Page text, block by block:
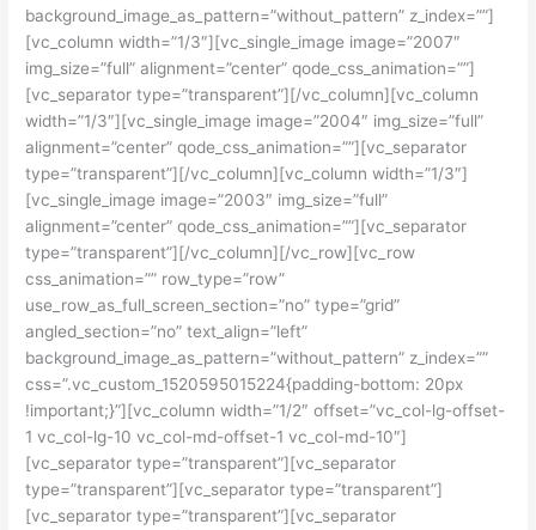
background_image_as_pattern=”without_pattern” z_index=””]
[vc_column width=”1/3″][vc_single_image image=”2007″
img_size=”full” alignment=”center” qode_css_animation=””]
[vc_separator type=”transparent”][/vc_column][vc_column
width=”1/3″][vc_single_image image=”2004″ img_size=”full”
alignment=”center” qode_css_animation=””][vc_separator
type=”transparent”][/vc_column][vc_column width=”1/3″]
[vc_single_image image=”2003″ img_size=”full”
alignment=”center” qode_css_animation=””][vc_separator
type=”transparent”][/vc_column][/vc_row][vc_row
css_animation=”” row_type=”row”
use_row_as_full_screen_section=”no” type=”grid”
angled_section=”no” text_align=”left”
background_image_as_pattern=”without_pattern” z_index=””
css=”.vc_custom_1520595015224{padding-bottom: 20px
!important;}”][vc_column width=”1/2″ offset=”vc_col-lg-offset-
1 vc_col-lg-10 vc_col-md-offset-1 vc_col-md-10″]
[vc_separator type=”transparent”][vc_separator
type=”transparent”][vc_separator type=”transparent”]
[vc_separator type=”transparent”][vc_separator